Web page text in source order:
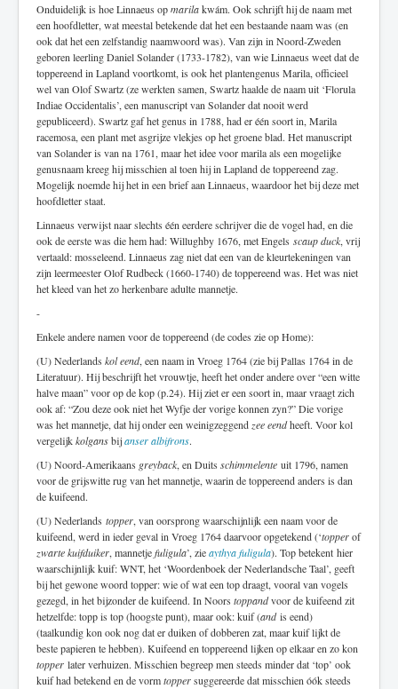
Onduidelijk is hoe Linnaeus opmarilakwám. Ook schrijft hij de naam met
een hoofdletter, wat meestal betekende dat het een bestaande naam was (en
ook dat het een zelfstandig naamwoord was). Van zijn in Noord-Zweden
geboren leerling Daniel Solander (1733-1782), van wie Linnaeus weet dat de
toppereend in Lapland voortkomt, is ook het plantengenus Marila, officieel
wel van Olof Swartz (ze werkten samen, Swartz haalde de naam uit ‘Florula
Indiae Occidentalis’, een manuscript van Solander dat nooit werd
gepubliceerd). Swartz gaf het genus in 1788, had er één soort in, Marila
racemosa, een plant met asgrijze vlekjes op het groene blad. Het manuscript
van Solander is van na 1761, maar het idee voor marila als een mogelijke
genusnaam kreeg hij misschien al toen hij in Lapland de toppereend zag.
Mogelijk noemde hij het in een brief aan Linnaeus, waardoor het bij deze met
hoofdletter staat.
Linnaeus verwijst naar slechts één eerdere schrijver die de vogel had, en die
ook de eerste was die hem had: Willughby 1676, met Engels scaup duck, vrij
vertaald: mosseleend. Linnaeus zag niet dat een van de kleurtekeningen van
zijn leermeester Olof Rudbeck (1660-1740) de toppereend was. Het was niet
het kleed van het zo herkenbare adulte mannetje.
-
Enkele andere namen voor de toppereend (de codes zie op Home):
(U) Nederlands kol eend, een naam in Vroeg 1764 (zie bij Pallas 1764 in de
Literatuur). Hij beschrijft het vrouwtje, heeft het onder andere over “een witte
halve maan” voor op de kop (p.24). Hij ziet er een soort in, maar vraagt zich
ook af: “Zou deze ook niet het Wyfje der vorige konnen zyn?” Die vorige
was het mannetje, dat hij onder een weinigzeggend zee eendheeft. Voor kol
vergelijkkolgansbijanser albifrons.
(U) Noord-Amerikaans greyback, en Duits schimmelente uit 1796, namen
voor de grijswitte rug van het mannetje, waarin de toppereend anders is dan
de kuifeend.
(U) Nederlands topper, van oorsprong waarschijnlijk een naam voor de
kuifeend, werd in ieder geval in Vroeg 1764 daarvoor opgetekend (‘topperof
zwarte kuifduiker, mannetjefuligula’, zieaythya fuligula). Top betekent hier
waarschijnlijk kuif: WNT, het ‘Woordenboek der Nederlandsche Taal’, geeft
bij het gewone woord topper: wie of wat een top draagt, vooral van vogels
gezegd, in het bijzonder de kuifeend. In Noors toppandvoor de kuifeend zit
hetzelfde: topp is top (hoogste punt), maar ook: kuif (andis eend)
(taalkundig kon ook nog dat er duiken of dobberen zat, maar kuif lijkt de
beste papieren te hebben). Kuifeend en toppereend lijken op elkaar en zo kon
topper later verhuizen. Misschien begreep men steeds minder dat ‘top’ ook
kuif had betekend en de vormtoppersuggereerde dat misschien óók steeds